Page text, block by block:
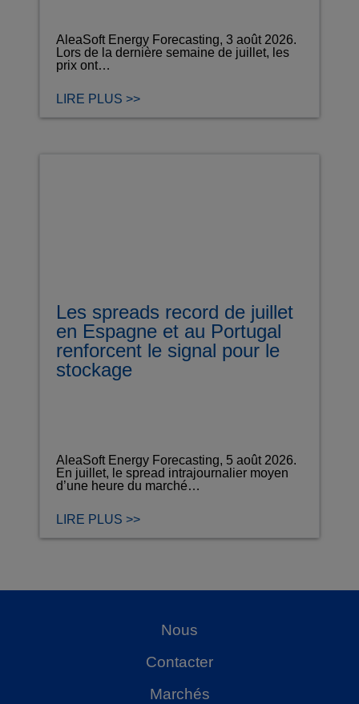
AleaSoft Energy Forecasting, 3 août 2026.
Lors de la dernière semaine de juillet, les
prix ont…
LIRE PLUS >>
Les spreads record de juillet
en Espagne et au Portugal
renforcent le signal pour le
stockage
AleaSoft Energy Forecasting, 5 août 2026.
En juillet, le spread intrajournalier moyen
d’une heure du marché…
LIRE PLUS >>
Nous
Contacter
Marchés